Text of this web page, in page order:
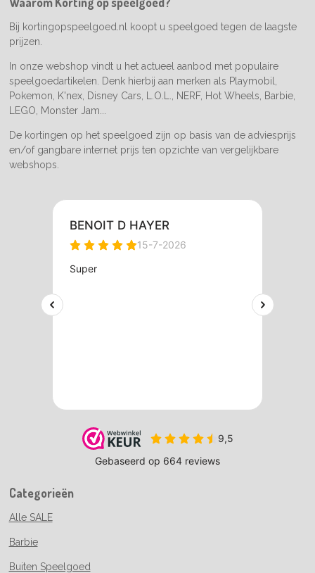
k
a
m
Bij kortingopspeelgoed.nl koopt u speelgoed tegen de laagste
prijzen.
In onze webshop vindt u het actueel aanbod met populaire
speelgoedartikelen. Denk hierbij aan merken als Playmobil,
Pokemon, K'nex, Disney Cars, L.O.L., NERF, Hot Wheels, Barbie,
LEGO, Monster Jam...
De kortingen op het speelgoed zijn op basis van de adviesprijs
en/of gangbare internet prijs ten opzichte van vergelijkbare
webshops.
Categorieën
Alle SALE
Barbie
Buiten Speelgoed